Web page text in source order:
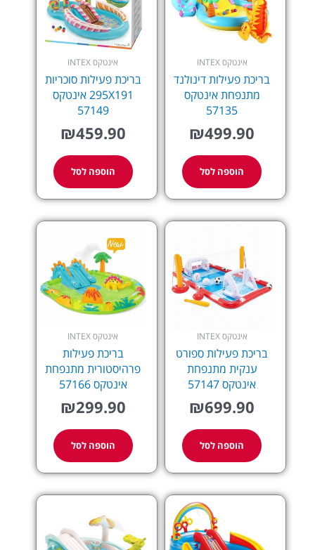
אינטקס INTEX
בריכת פעילות דינולנד
מתנפחת אינטקס
57135
₪499.90
הוספה לסל
אינטקס INTEX
בריכת פעילות סוכריות
295X191 אינטקס
57149
₪459.90
הוספה לסל
אינטקס INTEX
בריכת פעילות ספורט
ענקית מתנפחת
אינטקס 57147
₪699.90
הוספה לסל
אינטקס INTEX
בריכת פעילות
פרהיסטורית מתנפחת
אינטקס 57166
₪299.90
הוספה לסל